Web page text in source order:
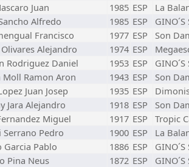
Juan 1985 ESP
La
Alfredo 1985 ESP
Francisco 1977 ESP
Son
Alejandro 1974 ESP
Rodriguez Daniel 1953 ESP
Moll Ramon Aron 1943 ESP
Son
Juan Josep 1935 ESP
Jara Alejandro 1918 ESP
Son
Miguel 1917 ESP
Tropic
Pedro 1900 ESP
La
Garcia Pablo 1886 ESP
Pina Neus 1872 ESP